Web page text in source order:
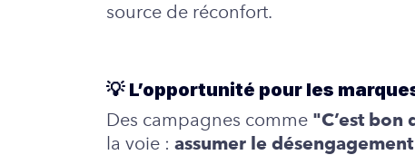
source de réconfort.
💡 L’opportunité pour les
Des campagnes comme "C’est bon
la voie : assumer le